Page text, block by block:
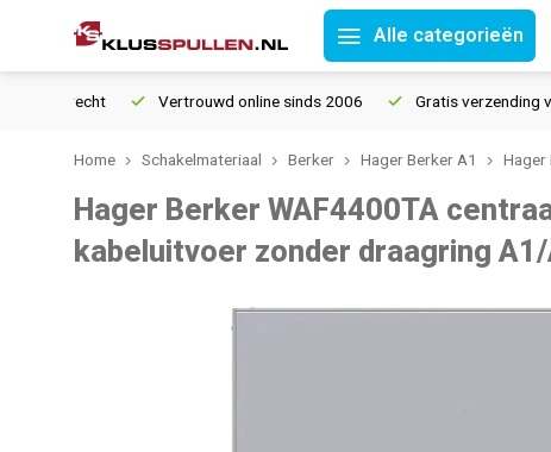
Alle categorieën
Vertrouwd online sinds 2006 Gratis verzending vanaf
Home Schakelmateriaal Berker Hager Berker A1 Hager
Hager Berker WAF4400TA
kabeluitvoer zonder draagring